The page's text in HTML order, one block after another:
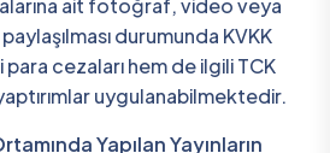
ait fotoğraf, video veya
durumunda KVKK
para cezaları hem de ilgili TCK
uygulanabilmektedir.
Yapılan Yayınların